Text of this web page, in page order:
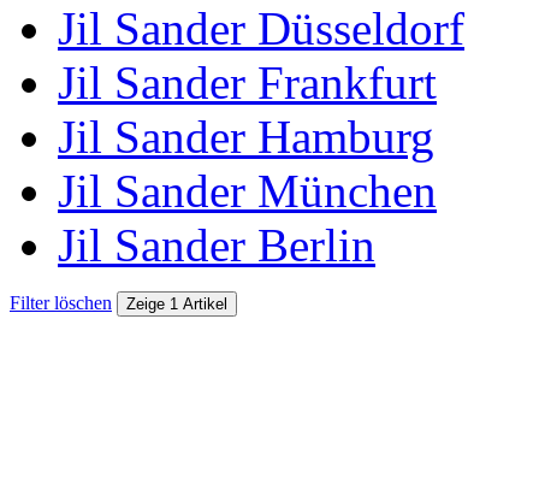
Jil Sander Düsseldorf
Jil Sander Frankfurt
Jil Sander Hamburg
Jil Sander München
Jil Sander Berlin
Filter löschen Zeige 1 Artikel